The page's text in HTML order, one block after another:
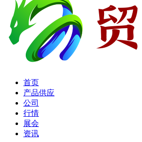
首页
产品供应
公司
行情
展会
资讯